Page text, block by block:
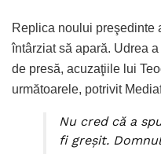
Replica noului preşedinte
întârziat să apară. Udrea
de presă, acuzaţiile lui
următoarele, potrivit
Nu cred că a
fi greşit.